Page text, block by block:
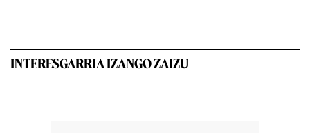
INTERESGARRIA IZANGO ZAIZU